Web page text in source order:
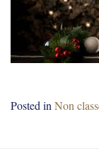
Posted in Non